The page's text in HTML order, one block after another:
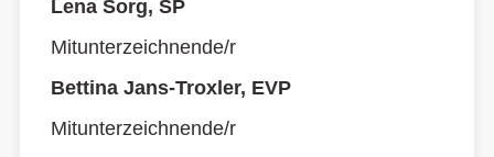
Lena Sorg, SP
Mitunterzeichnende/r
Bettina Jans-Troxler, EVP
Mitunterzeichnende/r